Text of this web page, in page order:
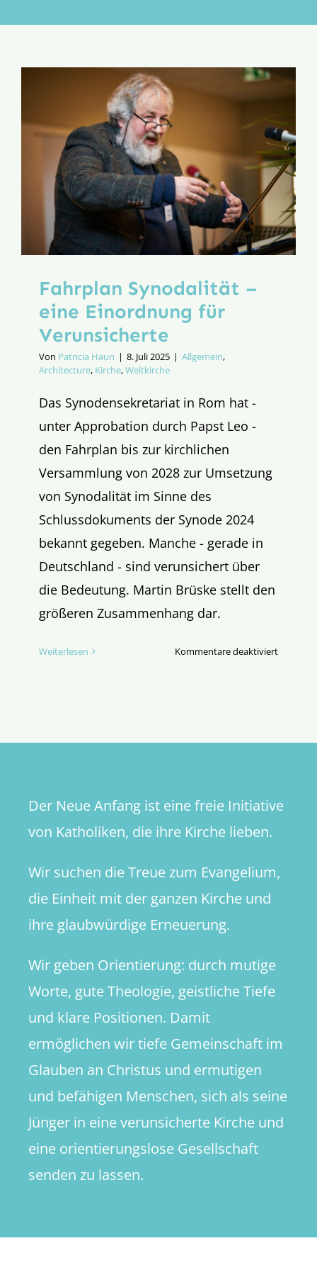
Aktion
Fahrplan Synodalität –
eine Einordnung für
Verunsicherte
Von Patricia Haun | 8. Juli 2025 | Allgemein,
Architecture, Kirche,Weltkirche
Das Synodensekretariat in Rom hat -
unter Approbation durch Papst Leo -
den Fahrplan bis zur kirchlichen
Versammlung von 2028 zur Umsetzung
von Synodalität im Sinne des
Schlussdokuments der Synode 2024
bekannt gegeben. Manche - gerade in
Deutschland - sind verunsichert über
die Bedeutung. Martin Brüske stellt den
größeren Zusammenhang dar.
Weiterlesen Kommentare deaktiviertfür
Der Neue Anfang ist eine freie Initiative
von Katholiken, die ihre Kirche lieben.
Wir suchen die Treue zum Evangelium,
die Einheit mit der ganzen Kirche und
ihre glaubwürdige Erneuerung.
Wir geben Orientierung: durch mutige
Worte, gute Theologie, geistliche Tiefe
und klare Positionen. Damit
ermöglichen wir tiefe Gemeinschaft im
Glauben an Christus und ermutigen
und befähigen Menschen, sich als seine
Jünger in eine verunsicherte Kirche und
eine orientierungslose Gesellschaft
senden zu lassen.